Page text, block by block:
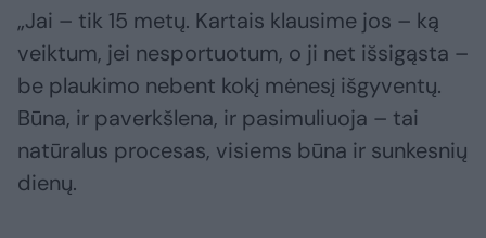
„Jai – tik 15 metų. Kartais klausime jos – ką
veiktum, jei nesportuotum, o ji net išsigąsta –
be plaukimo nebent kokį mėnesį išgyventų.
Būna, ir paverkšlena, ir pasimuliuoja – tai
natūralus procesas, visiems būna ir sunkesnių
dienų.